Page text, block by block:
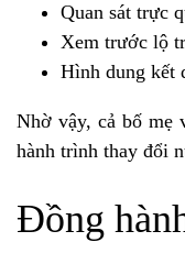
Quan sát trực
Xem trước lộ
Hình dung kết
Nhờ vậy, cả bố mẹ
hành trình thay đổi
Đồng